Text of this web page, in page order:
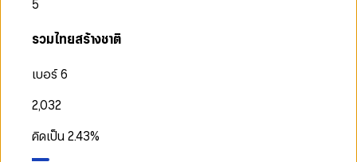
5
รวมไทยสร้างชาติ
เบอร์ 6
2,032
คิดเป็น2.43%